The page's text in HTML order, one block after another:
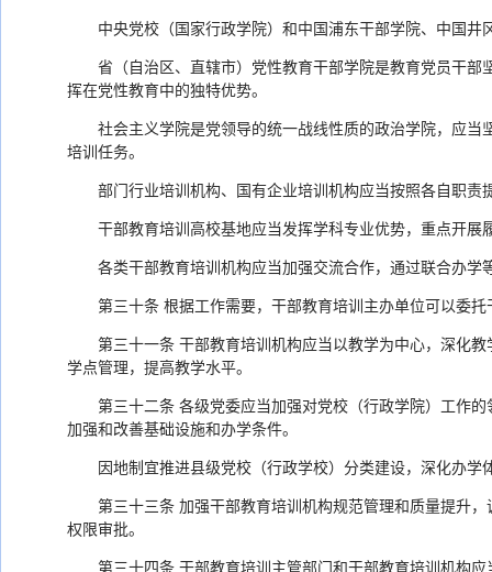
中央党校（国家行政学院）和中国浦东干部学院、中国
省（自治区、直辖市）党性教育干部学院是教育党员干
挥在党性教育中的独特优势。
社会主义学院是党领导的统一战线性质的政治学院，应
培训任务。
部门行业培训机构、国有企业培训机构应当按照各自职
干部教育培训高校基地应当发挥学科专业优势，重点开展
各类干部教育培训机构应当加强交流合作，通过联合办学
第三十条 根据工作需要，干部教育培训主办单位可以委
第三十一条 干部教育培训机构应当以教学为中心，深化
学点管理，提高教学水平。
第三十二条 各级党委应当加强对党校（行政学院）工作
加强和改善基础设施和办学条件。
因地制宜推进县级党校（行政学校）分类建设，深化办
第三十三条 加强干部教育培训机构规范管理和质量提升
权限审批。
第三十四条 干部教育培训主管部门和干部教育培训机构